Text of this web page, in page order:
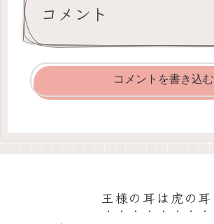
コメント
コメントを書き込む
王様の耳は虎の耳